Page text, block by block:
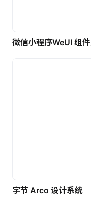
字节 Arco 设计系统